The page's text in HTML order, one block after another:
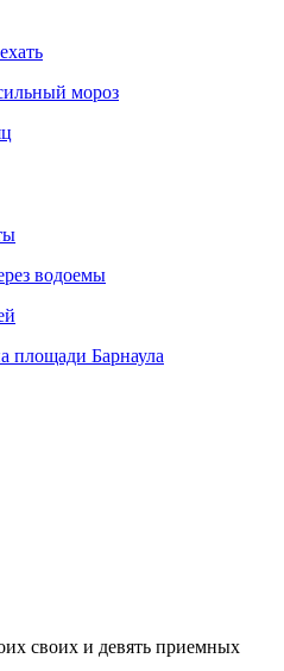
мороз
водоемы
площади Барнаула
своих и девять приемных